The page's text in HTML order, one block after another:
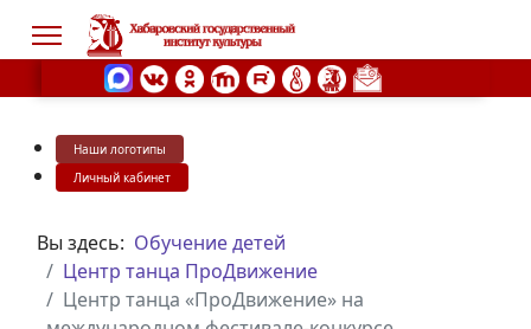
Наши логотипы
Личный кабинет
Вы здесь: Обучение детей
Центр танца ПроДвижение
Центр танца «ПроДвижение» на